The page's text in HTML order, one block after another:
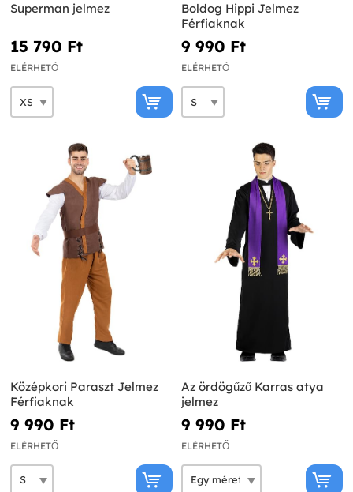
Superman jelmez
15 790 Ft‎
ELÉRHETŐ
Boldog Hippi Jelmez
Férfiaknak
9 990 Ft‎
ELÉRHETŐ
Középkori Paraszt Jelmez
Férfiaknak
9 990 Ft‎
ELÉRHETŐ
Az ördögűző Karras atya
jelmez
9 990 Ft‎
ELÉRHETŐ